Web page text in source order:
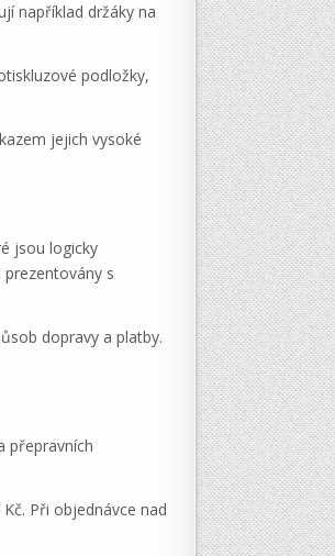
například držáky na
podložky,
jejich vysoké
jsou logicky
s
dopravy a platby.
přepravních
Při objednávce nad